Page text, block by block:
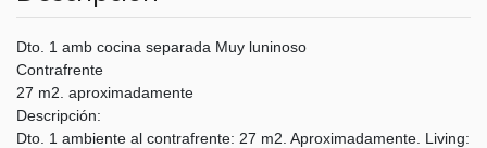
Dto. 1 amb cocina separada Muy luninoso
Contrafrente
27 m2. aproximadamente
Descripción:
Dto. 1 ambiente al contrafrente: 27 m2. Aproximadamente. Living: